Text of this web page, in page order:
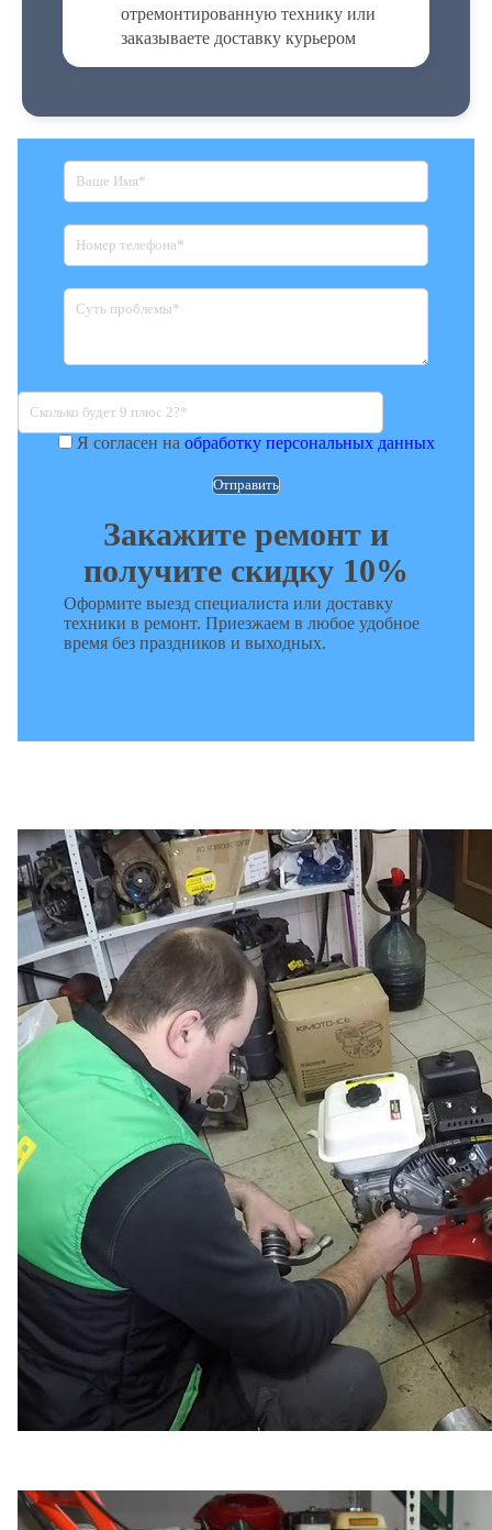
отремонтированную технику или
заказываете доставку курьером
Я согласен на обработку персональных данных
Закажите ремонт и
получите скидку 10%
Оформите выезд специалиста или доставку
техники в ремонт. Приезжаем в любое удобное
время без праздников и выходных.